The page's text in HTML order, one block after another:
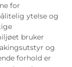
for
ytelse og
bruker
og
forhold er